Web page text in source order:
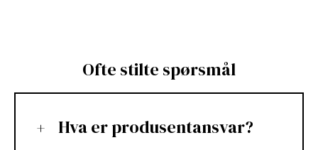
Ofte stilte spørsmål
Hva er produsentansvar?